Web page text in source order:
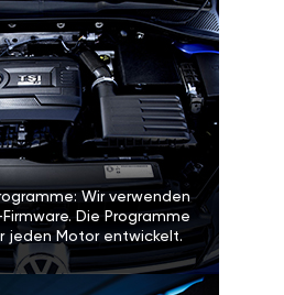
Wir verwenden
Die Programme
jeden Motor entwickelt.